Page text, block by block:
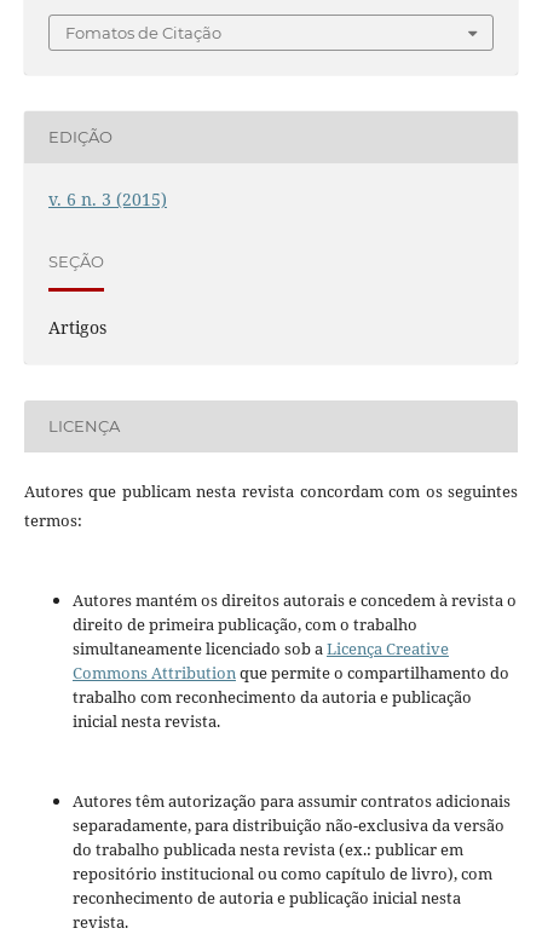
Fomatos de Citação
EDIÇÃO
v. 6 n. 3 (2015)
SEÇÃO
Artigos
LICENÇA
Autores que publicam nesta revista concordam com os seguintes
termos:
Autores mantém os direitos autorais e concedem à revista o
direito de primeira publicação, com o trabalho
simultaneamente licenciado sob aLicença Creative
Commons Attributionque permite o compartilhamento do
trabalho com reconhecimento da autoria e publicação
inicial nesta revista.
Autores têm autorização para assumir contratos adicionais
separadamente, para distribuição não-exclusiva da versão
do trabalho publicada nesta revista (ex.: publicar em
repositório institucional ou como capítulo de livro), com
reconhecimento de autoria e publicação inicial nesta
revista.